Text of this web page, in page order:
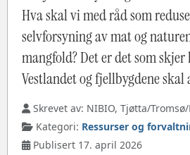
Hva skal vi med råd som
selvforsyning av mat og
mangfold? Det er det som
Vestlandet og fjellbygdene
Skrevet av: NIBIO, Tjøtta/
Kategori: Ressurser og
Publisert 17. april 2026